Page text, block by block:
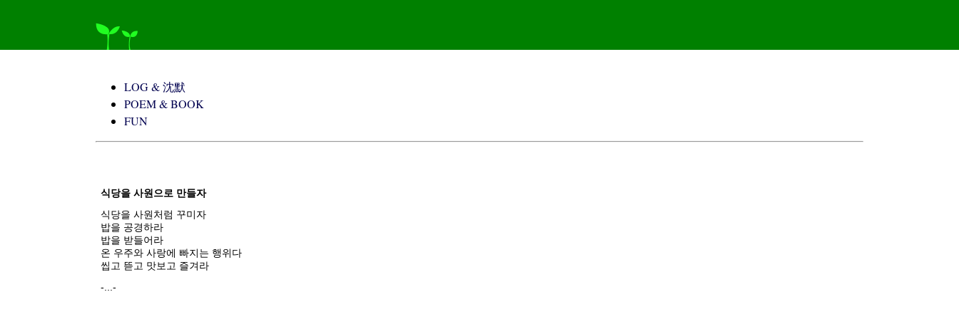
LOG & 沈默
POEM & BOOK
FUN
식당을 사원으로 만들자
식당을 사원처럼 꾸미자
밥을 공경하라
밥을 받들어라
온 우주와 사랑에 빠지는 행위다
씹고 뜯고 맛보고 즐겨라
-...-